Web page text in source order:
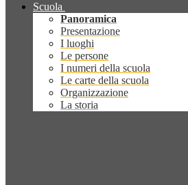
Scuola
Panoramica
Presentazione
I luoghi
Le persone
I numeri della scuola
Le carte della scuola
Organizzazione
La storia